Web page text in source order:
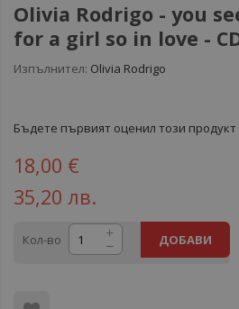
Olivia Rodrigo - you
for a girl so in love -
Изпълнител: Olivia Rodrigo
Бъдете първият оценил този продукт
18,00 €
35,20 лв.
Кол-во ДОБАВИ